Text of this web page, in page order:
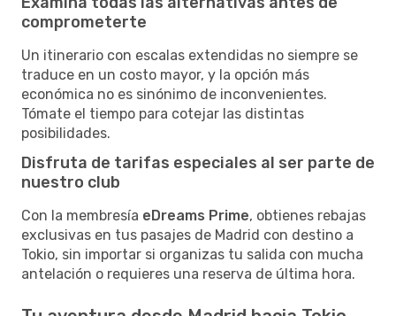
comprometerte
Un itinerario con escalas extendidas no siempre se
traduce en un costo mayor, y la opción más
económica no es sinónimo de inconvenientes.
Tómate el tiempo para cotejar las distintas
posibilidades.
Disfruta de tarifas especiales al ser parte de
nuestro club
Con la membresía eDreams Prime, obtienes rebajas
exclusivas en tus pasajes de Madrid con destino a
Tokio, sin importar si organizas tu salida con mucha
antelación o requieres una reserva de última hora.